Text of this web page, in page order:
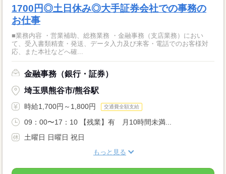
1700円◎土日休み◎大手証券会社での事務の
お仕事
■業務内容 ・営業補助、総務業務 ・金融事務（支店業務）におい
て、受入書類精査・発送、データ入力及び来客・電話でのお客様対
応、また本社などへ確...
金融事務（銀行・証券）
埼玉県熊谷市/熊谷駅
時給1,700円～1,800円 交通費全額支給
09：00〜17：10 【残業】有 月10時間未満...
土曜日 日曜日 祝日
もっと見る